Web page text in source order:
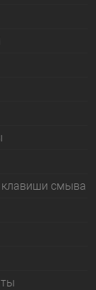
клавиши смыва